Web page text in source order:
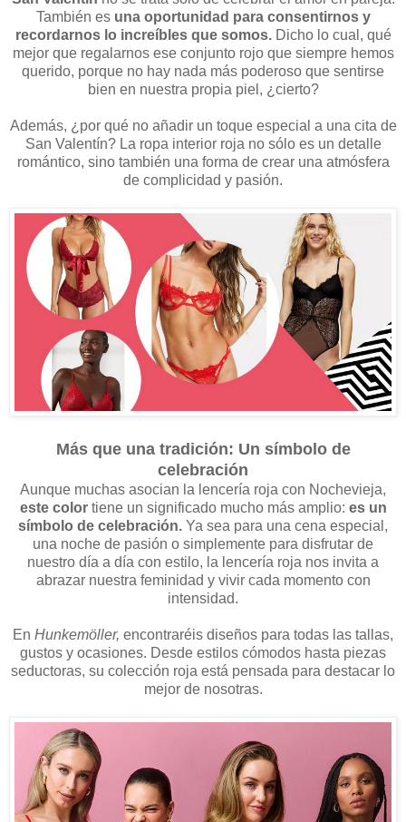
También es una oportunidad para consentirnos y
recordarnos lo increíbles que somos. Dicho lo cual, qué
mejor que regalarnos ese conjunto rojo que siempre hemos
querido, porque no hay nada más poderoso que sentirse
bien en nuestra propia piel, ¿cierto?
Además, ¿por qué no añadir un toque especial a una cita de
San Valentín? La ropa interior roja no sólo es un detalle
romántico, sino también una forma de crear una atmósfera
de complicidad y pasión.
Más que una tradición: Un símbolo de
celebración
Aunque muchas asocian la lencería roja con Nochevieja,
este color tiene un significado mucho más amplio: es un
símbolo de celebración. Ya sea para una cena especial,
una noche de pasión o simplemente para disfrutar de
nuestro día a día con estilo, la lencería roja nos invita a
abrazar nuestra feminidad y vivir cada momento con
intensidad.
En Hunkemöller, encontraréis diseños para todas las tallas,
gustos y ocasiones. Desde estilos cómodos hasta piezas
seductoras, su colección roja está pensada para destacar lo
mejor de nosotras.